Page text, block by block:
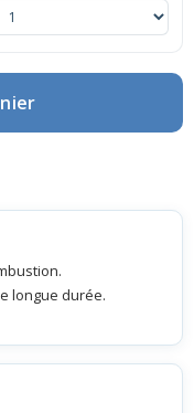
longue durée.